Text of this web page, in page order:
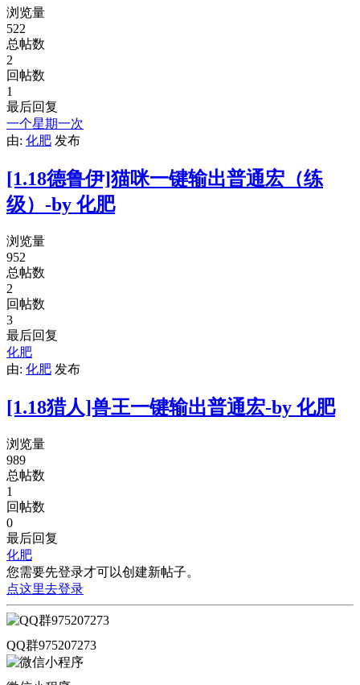
浏览量
522
总帖数
2
回帖数
1
最后回复
一个星期一次
由: 化肥 发布
[1.18德鲁伊]猫咪一键输出普通宏（练
级）-by 化肥
浏览量
952
总帖数
2
回帖数
3
最后回复
化肥
由: 化肥 发布
[1.18猎人]兽王一键输出普通宏-by 化肥
浏览量
989
总帖数
1
回帖数
0
最后回复
化肥
您需要先登录才可以创建新帖子。
点这里去登录
QQ群975207273